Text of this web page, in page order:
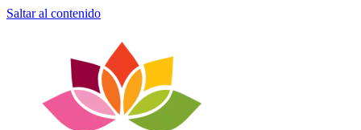
Saltar al contenido